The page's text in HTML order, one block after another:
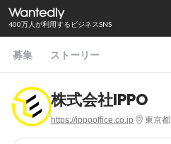
400万人が利用するビジネスSNS
募集 ストーリー
株式会社IPPO
https://ippooffice.co.jp 東京都